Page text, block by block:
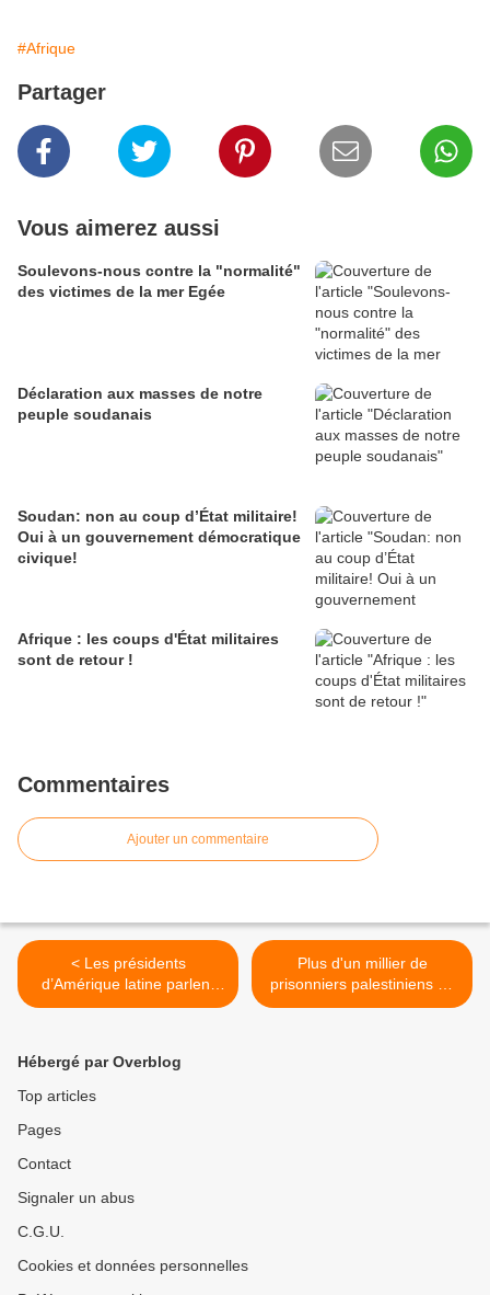
#Afrique
Partager
Vous aimerez aussi
Soulevons-nous contre la "normalité"
des victimes de la mer Egée
Déclaration aux masses de notre
peuple soudanais
Soudan: non au coup d’État militaire!
Oui à un gouvernement démocratique
civique!
Afrique : les coups d'État militaires
sont de retour !
Commentaires
Ajouter un commentaire
< Les présidents
d’Amérique latine parlent
d’une seule voix au
condamner son exclusion
décrétée par les Etats-Unis
Plus d'un millier de
prisonniers palestiniens se
lancent dans une grève de
Hébergé par Overblog
Top articles
Pages
Contact
Signaler un abus
C.G.U.
Cookies et données personnelles